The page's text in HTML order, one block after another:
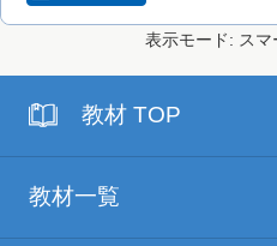
表示モード: スマ
教材 TOP
教材一覧